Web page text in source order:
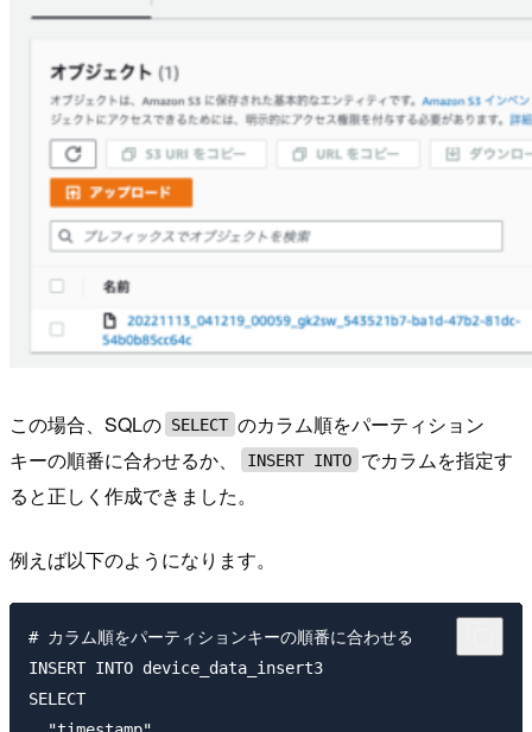
この場合、SQLの SELECT のカラム順をパーティション
キーの順番に合わせるか、
INSERT INTO でカラムを指定す
ると正しく作成できました。
例えば以下のようになります。
# カラム順をパーティションキーの順番に合わせる
INSERT INTO device_data_insert3
SELECT